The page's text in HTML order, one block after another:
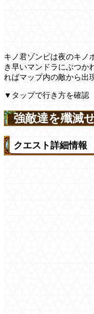
キノ君ゾンビは夜のキノ
き早いマンドラにぶつか
ればマップ内の敵から出
▼タップで行き方を確認
強敵達を殲滅
クエスト詳細情報